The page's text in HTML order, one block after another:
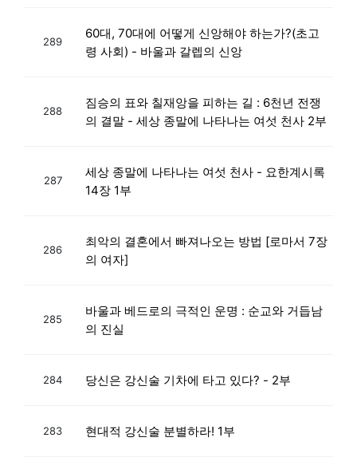
289
60대, 70대에 어떻게 신앙해야 하는가?(초고
령 사회) - 바울과 갈렙의 신앙
288
짐승의 표와 칠재앙을 피하는 길 : 6천년 전쟁
의 결말 - 세상 종말에 나타나는 여섯 천사 2부
287
세상 종말에 나타나는 여섯 천사 - 요한계시록
14장 1부
286
최악의 결혼에서 빠져나오는 방법 [로마서 7장
의 여자]
285
바울과 베드로의 극적인 운명 : 순교와 거듭남
의 진실
284 당신은 강신술 기차에 타고 있다? - 2부
283 현대적 강신술 분별하라! 1부